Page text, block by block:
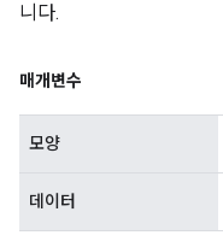
니다.
매개변수
모양
데이터